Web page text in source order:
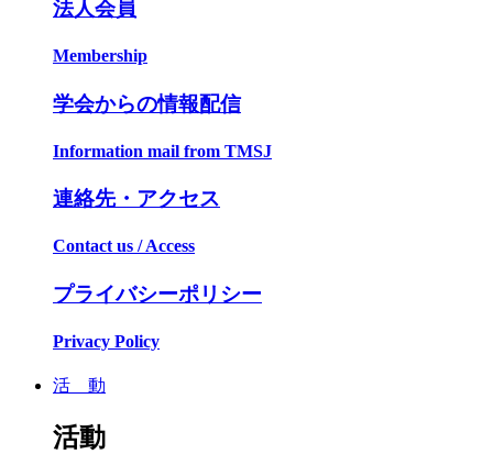
法人会員
Membership
学会からの情報配信
Information mail from TMSJ
連絡先・アクセス
Contact us / Access
プライバシーポリシー
Privacy Policy
活 動
活動